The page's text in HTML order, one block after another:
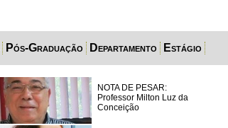
Pós-Graduação Departamento Estágio
NOTA DE PESAR:
Professor Milton Luz da
Conceição